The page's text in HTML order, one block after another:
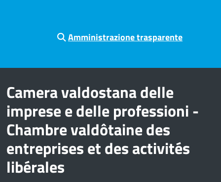
Amministrazione trasparente
Camera valdostana delle
imprese e delle professioni -
Chambre valdôtaine des
entreprises et des activités
libérales